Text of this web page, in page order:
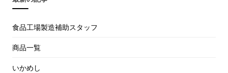
食品工場製造補助スタッフ
商品一覧
いかめし